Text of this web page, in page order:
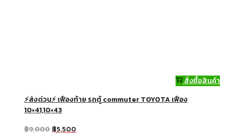
สั่งซื้อสินค้า
⚡ส่งด่วน⚡ เฟืองท้าย รถตู้ commuter TOYOTA เฟือง
10×41,10×43
฿9,000 ฿5,500